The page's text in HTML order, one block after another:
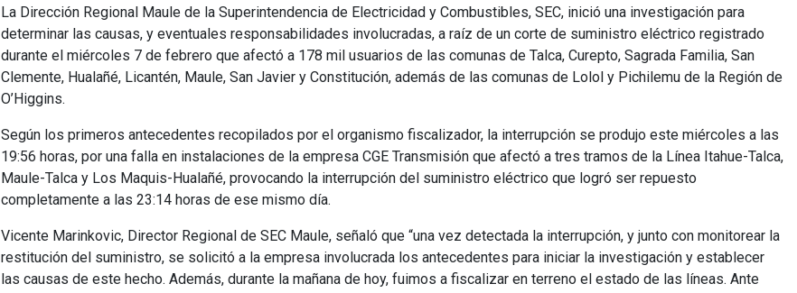
La Dirección Regional Maule de la Superintendencia de Electricidad y Combustibles, SEC, inició una investigación para
determinar las causas, y eventuales responsabilidades involucradas, a raíz de un corte de suministro eléctrico registrado
durante el miércoles 7 de febrero que afectó a 178 mil usuarios de las comunas de Talca, Curepto, Sagrada Familia, San
Clemente, Hualañé, Licantén, Maule, San Javier y Constitución, además de las comunas de Lolol y Pichilemu de la Región de
O’Higgins.
Según los primeros antecedentes recopilados por el organismo fiscalizador, la interrupción se produjo este miércoles a las
19:56 horas, por una falla en instalaciones de la empresa CGE Transmisión que afectó a tres tramos de la Línea Itahue-Talca,
Maule-Talca y Los Maquis-Hualañé, provocando la interrupción del suministro eléctrico que logró ser repuesto
completamente a las 23:14 horas de ese mismo día.
Vicente Marinkovic, Director Regional de SEC Maule, señaló que “una vez detectada la interrupción, y junto con monitorear la
restitución del suministro, se solicitó a la empresa involucrada los antecedentes para iniciar la investigación y establecer
las causas de este hecho. Además, durante la mañana de hoy, fuimos a fiscalizar en terreno el estado de las líneas. Ante